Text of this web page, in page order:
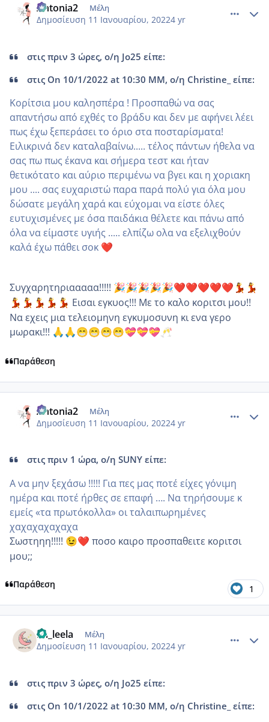
Antonia2 Μέλη
Δημοσίευση 11 Ιανουαρίου, 20224 yr
στις πριν 3 ώρες, ο/η Jo25 είπε:
στις On 10/1/2022 at 10:30 ΜΜ, ο/η Christine_ είπε:
Κορίτσια μου καλησπέρα ! Προσπαθώ να σας
απαντήσω από εχθές το βράδυ και δεν με αφήνει λέει
πως έχω ξεπεράσει το όριο στα ποσταρίσματα!
Ειλικρινά δεν καταλαβαίνω..... τέλος πάντων ήθελα να
σας πω πως έκανα και σήμερα τεστ και ήταν
θετικότατο και αύριο περιμένω να βγει και η χοριακη
μου .... σας ευχαριστώ παρα παρά πολύ για όλα μου
δώσατε μεγάλη χαρά και εύχομαι να είστε όλες
ευτυχισμένες με όσα παιδάκια θέλετε και πάνω από
όλα να είμαστε υγιής ..... ελπίζω ολα να εξελιχθούν
καλά έχω πάθει σοκ ❤️
Συγχαρητηριααααα!!!!! 🎉🎉🎉🎉🎉❤️❤️❤️❤️❤️ 💃 💃
💃 💃 💃 💃 💃 Εισαι εγκυος!!! Με το καλο κοριτσι μου!!
Να εχεις μια τελειομηνη εγκυμοσυνη κι ενα γερο
μωρακι!!! 🙏 🙏😁😁😁😁💝💝💝 🥂
Παράθεση
Antonia2 Μέλη
Δημοσίευση 11 Ιανουαρίου, 20224 yr
στις πριν 1 ώρα, ο/η SUNY είπε:
Α να μην ξεχάσω !!!!! Για πες μας ποτέ είχες γόνιμη
ημέρα και ποτέ ήρθες σε επαφή …. Να τηρήσουμε κ
εμείς «τα πρωτόκολλα» οι ταλαιπωρημένες
χαχαχαχαχαχα
Σωστηηη!!!!! 😉❤️ ποσο καιρο προσπαθειτε κοριτσι
μου;;
Παράθεση 1
im_leela Μέλη
Δημοσίευση 11 Ιανουαρίου, 20224 yr
στις πριν 3 ώρες, ο/η Jo25 είπε:
στις On 10/1/2022 at 10:30 ΜΜ, ο/η Christine_ είπε: